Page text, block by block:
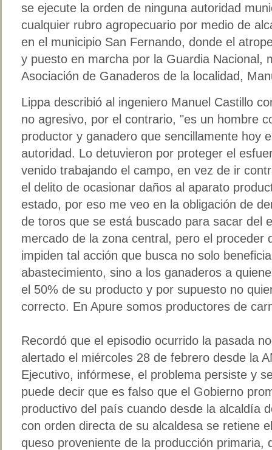
se ejecute la orden de ninguna autoridad
cualquier rubro agropecuario por medio de
en el municipio San Fernando, donde el
y puesto en marcha por la Guardia Nacional,
Asociación de Ganaderos de la localidad,
Lippa describió al ingeniero Manuel Castillo
no agresivo, por el contrario, "es un hombre
productor y ganadero que sencillamente hoy
autoridad. Lo detuvieron por proteger el
venido trabajando el campo, en vez de ir
el delito de ocasionar daños al aparato
estado, por eso me veo en la obligación de
de toros que se está buscado para sacar del
mercado de la zona central, pero el proceder
impiden tal acción que busca no solo
abastecimiento, sino a los ganaderos a
el 50% de su producto y por supuesto no
correcto. En Apure somos productores de
Recordó que el episodio ocurrido la pasada
alertado el miércoles 28 de febrero desde la
Ejecutivo, infórmese, el problema persiste y
puede decir que es falso que el Gobierno
productivo del país cuando desde la alcaldía
con orden directa de su alcaldesa se retiene
queso proveniente de la producción primaria,